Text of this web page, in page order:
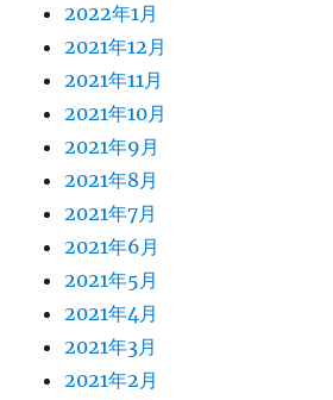
2022年1月
2021年12月
2021年11月
2021年10月
2021年9月
2021年8月
2021年7月
2021年6月
2021年5月
2021年4月
2021年3月
2021年2月